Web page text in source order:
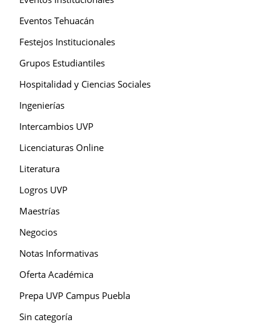
Eventos Tehuacán
Festejos Institucionales
Grupos Estudiantiles
Hospitalidad y Ciencias Sociales
Ingenierías
Intercambios UVP
Licenciaturas Online
Literatura
Logros UVP
Maestrías
Negocios
Notas Informativas
Oferta Académica
Prepa UVP Campus Puebla
Sin categoría